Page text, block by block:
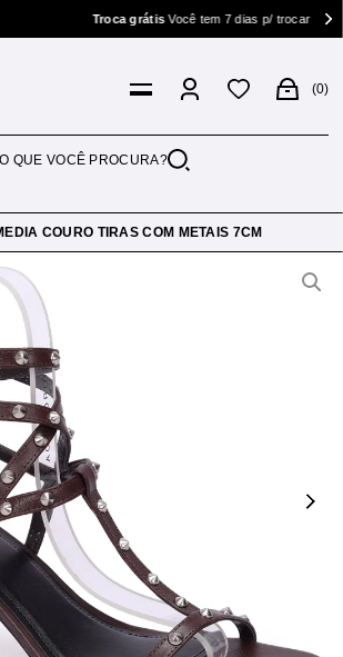
Troca grátisVocê tem 7 dias p/ trocar
0
COURO TIRAS COM METAIS 7CM